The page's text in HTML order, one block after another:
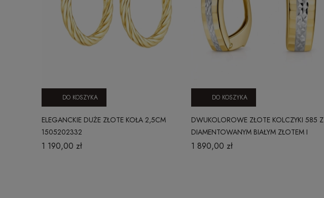
ELEGANCKIE DUŻE ZŁOTE KOŁA 2,5CM
1505202332
1 190,00 zł
DO KOSZYKA
DWUKOLOROWE ZŁOTE KOLCZYKI 585 Z
DIAMENTOWANYM BIAŁYM ZŁOTEM I
FASETOWANYMI BOKAMI 18 MM BASIC
1 890,00 zł
DO KOSZYKA